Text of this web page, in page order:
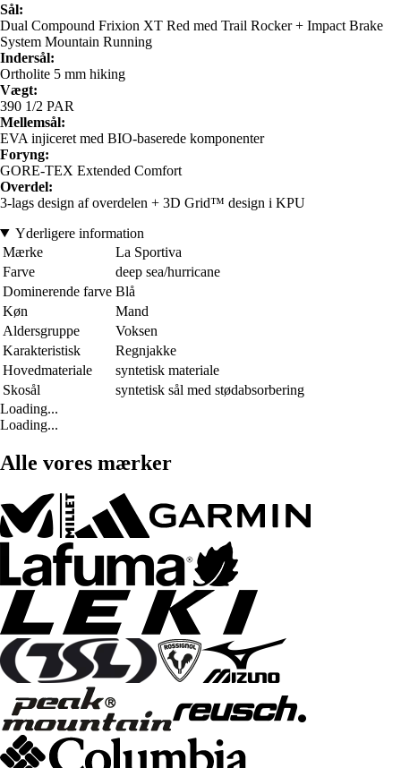
Sål:
Dual Compound Frixion XT Red med Trail Rocker + Impact Brake
System Mountain Running
Indersål:
Ortholite 5 mm hiking
Vægt:
390 1/2 PAR
Mellemsål:
EVA injiceret med BIO-baserede komponenter
Foryng:
GORE-TEX Extended Comfort
Overdel:
3-lags design af overdelen + 3D Grid™ design i KPU
Yderligere information
Mærke
La Sportiva
Farve
deep sea/hurricane
Dominerende farve Blå
Køn
Mand
Aldersgruppe
Voksen
Karakteristisk
Regnjakke
Hovedmateriale
syntetisk materiale
Skosål
syntetisk sål med stødabsorbering
Loading...
Loading...
Alle vores mærker